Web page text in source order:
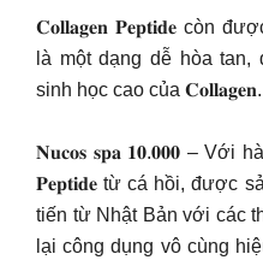
𝐂𝐨𝐥𝐥𝐚𝐠𝐞𝐧 𝐏𝐞𝐩𝐭𝐢𝐝𝐞 còn
là một dạng dễ hòa
sinh học cao của 𝐂𝐨𝐥𝐥𝐚𝐠𝐞𝐧.
𝐍𝐮𝐜𝐨𝐬 𝐬𝐩𝐚 𝟏𝟎.𝟎𝟎𝟎 – Với
𝐏𝐞𝐩𝐭𝐢𝐝𝐞 từ cá hồi, được
tiến từ Nhật Bản với các
lại công dụng vô cùng